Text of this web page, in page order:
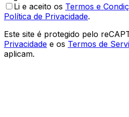
Li e aceito os Termos e
Política de Privacidade.
Este site é protegido pelo
Privacidade e os Termos de
aplicam.